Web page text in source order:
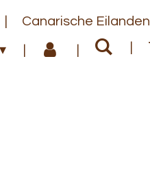
Canarische Eilanden